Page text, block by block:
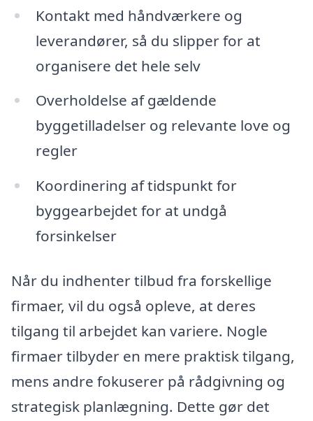
Kontakt med håndværkere og
leverandører, så du slipper for at
organisere det hele selv
Overholdelse af gældende
byggetilladelser og relevante love og
regler
Koordinering af tidspunkt for
byggearbejdet for at undgå
forsinkelser
Når du indhenter tilbud fra forskellige
firmaer, vil du også opleve, at deres
tilgang til arbejdet kan variere. Nogle
firmaer tilbyder en mere praktisk tilgang,
mens andre fokuserer på rådgivning og
strategisk planlægning. Dette gør det